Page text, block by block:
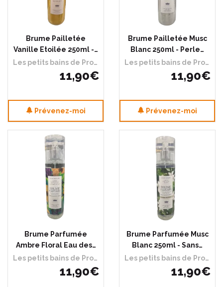
Brume Pailletée
Vanille Etoilée 250ml -…
Les petits bains de Provence
11,90€
Prévenez-moi
Brume Pailletée Musc
Blanc 250ml - Perle…
Les petits bains de Provence
11,90€
Prévenez-moi
Brume Parfumée
Ambre Floral Eau des…
Les petits bains de Provence
11,90€
Brume Parfumée Musc
Blanc 250ml - Sans…
Les petits bains de Provence
11,90€